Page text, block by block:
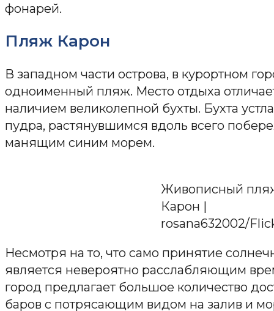
фонарей.
Пляж Карон
В западном части острова, в курортном
одноименный пляж. Место отдыха
наличием великолепной бухты. Бухта
пудра, растянувшимся вдоль всего
манящим синим морем.
Живописный
Карон |
rosana632002/
Несмотря на то, что само принятие
является невероятно расслабляющим
город предлагает большое количество
баров с потрясающим видом на залив и